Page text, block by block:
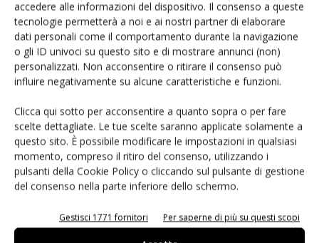
accedere alle informazioni del dispositivo. Il consenso a queste
tecnologie permetterà a noi e ai nostri partner di elaborare
dati personali come il comportamento durante la navigazione
o gli ID univoci su questo sito e di mostrare annunci (non)
personalizzati. Non acconsentire o ritirare il consenso può
influire negativamente su alcune caratteristiche e funzioni.
Clicca qui sotto per acconsentire a quanto sopra o per fare
scelte dettagliate. Le tue scelte saranno applicate solamente a
questo sito. È possibile modificare le impostazioni in qualsiasi
momento, compreso il ritiro del consenso, utilizzando i
pulsanti della Cookie Policy o cliccando sul pulsante di gestione
del consenso nella parte inferiore dello schermo.
Gestisci 1771 fornitori Per saperne di più su questi scopi
Ai #Repartofresh
Andamento prezzi ortofrutta in Italia al 27 luglio
2026
Leonardo Odorizzi: “Dobbiamo creare stupore nel
punto di vendita” #vocidellortofrutta